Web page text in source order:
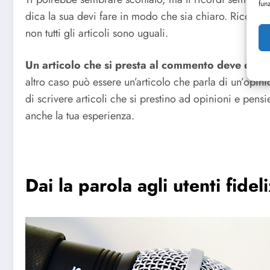
dica la sua devi fare in modo che sia chiaro.
non tutti gli articoli sono uguali.
Un articolo che si presta al commento deve
altro caso può essere un’articolo che parla di
di scrivere articoli che si prestino ad opinioni e
anche la tua esperienza.
Dai la parola agli utenti